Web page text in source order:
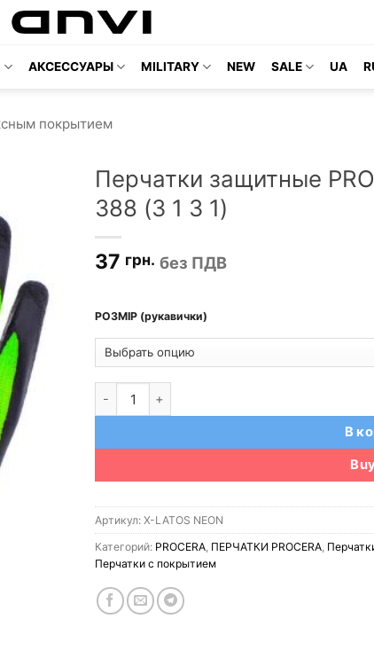
АКСЕССУАРЫ MILITARY NEW SALE UA
покрытием
Перчатки защитные
388 (3 1 3 1)
37 грн. без ПДВ
РОЗМІР (рукавички)
В
Артикул: X-LATOS NEON
Категорий: PROCERA ПЕРЧАТКИ PROCERA
Перчатки с покрытием